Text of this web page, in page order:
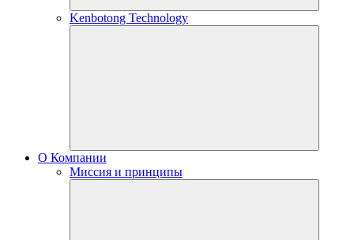
Kenbotong Technology
О Компании
Миссия и принципы